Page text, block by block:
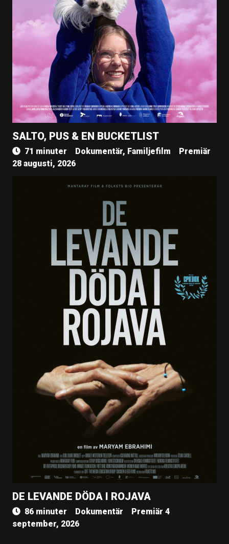
SALTO, PUS & EN BUCKETLIST
71 minuter Dokumentär, Familjefilm
Premiär
28 augusti, 2026
DE LEVANDE DÖDA I ROJAVA
86 minuter Dokumentär
Premiär 4
september, 2026